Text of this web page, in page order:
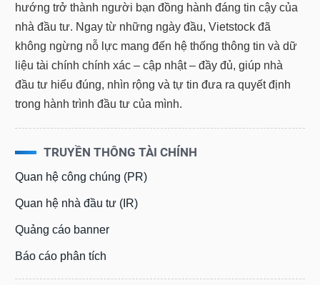
hướng trở thành người bạn đồng hành đáng tin cậy của
nhà đầu tư. Ngay từ những ngày đầu, Vietstock đã
không ngừng nỗ lực mang đến hệ thống thông tin và dữ
liệu tài chính chính xác – cập nhật – đầy đủ, giúp nhà
đầu tư hiểu đúng, nhìn rộng và tự tin đưa ra quyết định
trong hành trình đầu tư của mình.
TRUYỀN THÔNG TÀI CHÍNH
Quan hệ công chúng (PR)
Quan hệ nhà đầu tư (IR)
Quảng cáo banner
Báo cáo phân tích